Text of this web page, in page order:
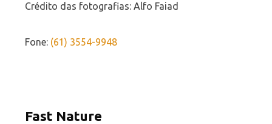
Crédito das fotografias: Alfo Faiad
Fone: (61) 3554-9948
Fast Nature